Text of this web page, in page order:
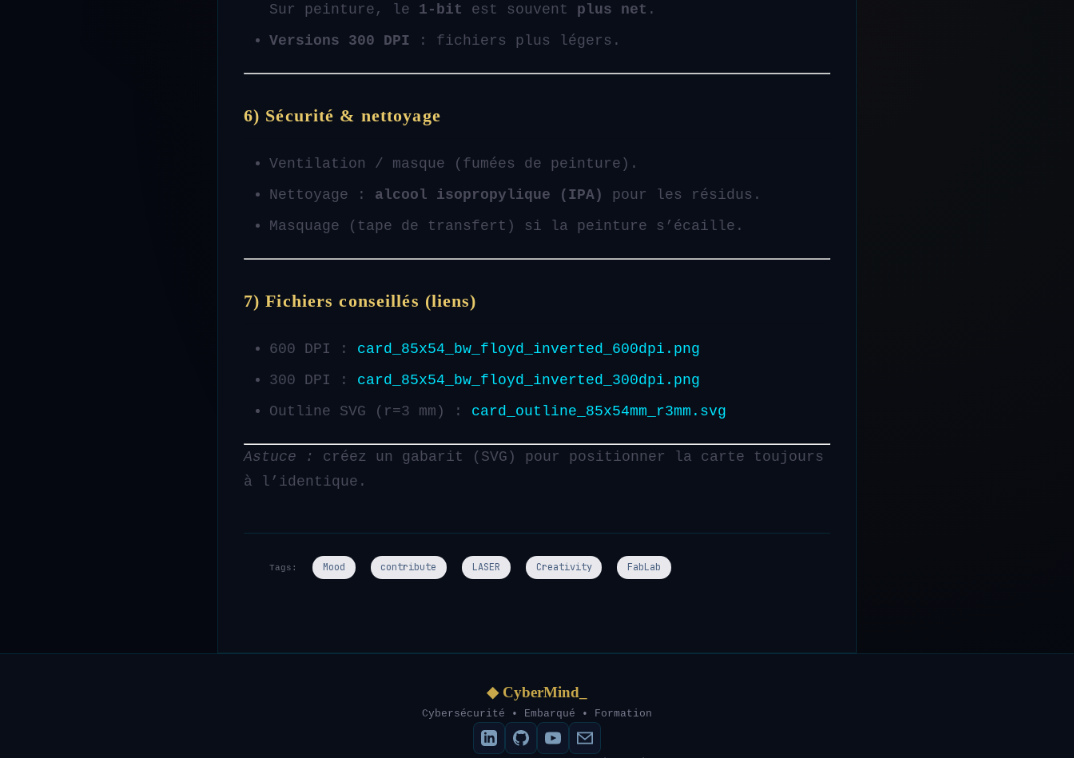
Sur peinture, le 1-bit est souvent plus net .
Versions 300 DPI : fichiers plus légers.
6) Sécurité & nettoyage
Ventilation / masque (fumées de peinture).
Nettoyage : alcool isopropylique (IPA)
pour les résidus.
Masquage (tape de transfert) si la peinture s’écaille.
7) Fichiers conseillés (liens)
600 DPI : card_85x54_bw_floyd_inverted_600dpi.png
300 DPI : card_85x54_bw_floyd_inverted_300dpi.png
Outline SVG (r=3 mm) : card_outline_85x54mm_r3mm.svg
Astuce :
créez un gabarit (SVG) pour positionner la carte toujours
à l’identique.
Tags: Mood contribute LASER Creativity FabLab
◆ CyberMind_
Cybersécurité • Embarqué • Formation